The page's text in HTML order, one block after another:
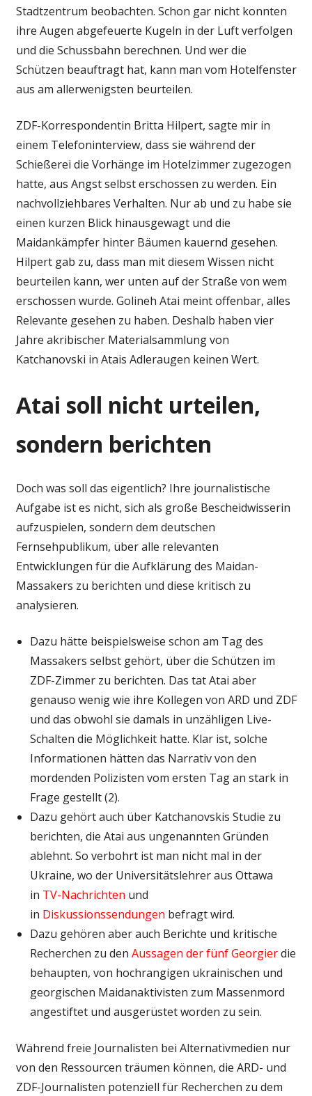
Stadtzentrum beobachten. Schon gar nicht konnten
ihre Augen abgefeuerte Kugeln in der Luft verfolgen
und die Schussbahn berechnen. Und wer die
Schützen beauftragt hat, kann man vom Hotelfenster
aus am allerwenigsten beurteilen.
ZDF-Korrespondentin Britta Hilpert, sagte mir in
einem Telefoninterview, dass sie während der
Schießerei die Vorhänge im Hotelzimmer zugezogen
hatte, aus Angst selbst erschossen zu werden. Ein
nachvollziehbares Verhalten. Nur ab und zu habe sie
einen kurzen Blick hinausgewagt und die
Maidankämpfer hinter Bäumen kauernd gesehen.
Hilpert gab zu, dass man mit diesem Wissen nicht
beurteilen kann, wer unten auf der Straße von wem
erschossen wurde. Golineh Atai meint offenbar, alles
Relevante gesehen zu haben. Deshalb haben vier
Jahre akribischer Materialsammlung von
Katchanovski in Atais Adleraugen keinen Wert.
Atai soll nicht urteilen,
sondern berichten
Doch was soll das eigentlich? Ihre journalistische
Aufgabe ist es nicht, sich als große Bescheidwisserin
aufzuspielen, sondern dem deutschen
Fernsehpublikum, über alle relevanten
Entwicklungen für die Aufklärung des Maidan-
Massakers zu berichten und diese kritisch zu
analysieren.
Dazu hätte beispielsweise schon am Tag des
Massakers selbst gehört, über die Schützen im
ZDF-Zimmer zu berichten. Das tat Atai aber
genauso wenig wie ihre Kollegen von ARD und ZDF
und das obwohl sie damals in unzähligen Live-
Schalten die Möglichkeit hatte. Klar ist, solche
Informationen hätten das Narrativ von den
mordenden Polizisten vom ersten Tag an stark in
Frage gestellt (2).
Dazu gehört auch über Katchanovskis Studie zu
berichten, die Atai aus ungenannten Gründen
ablehnt. So verbohrt ist man nicht mal in der
Ukraine, wo der Universitätslehrer aus Ottawa
in TV-Nachrichten und
in Diskussionssendungen befragt wird.
Dazu gehören aber auch Berichte und kritische
Recherchen zu den Aussagen der fünf Georgierdie
behaupten, von hochrangigen ukrainischen und
georgischen Maidanaktivisten zum Massenmord
angestiftet und ausgerüstet worden zu sein.
Während freie Journalisten bei Alternativmedien nur
von den Ressourcen träumen können, die ARD- und
ZDF-Journalisten potenziell für Recherchen zu dem